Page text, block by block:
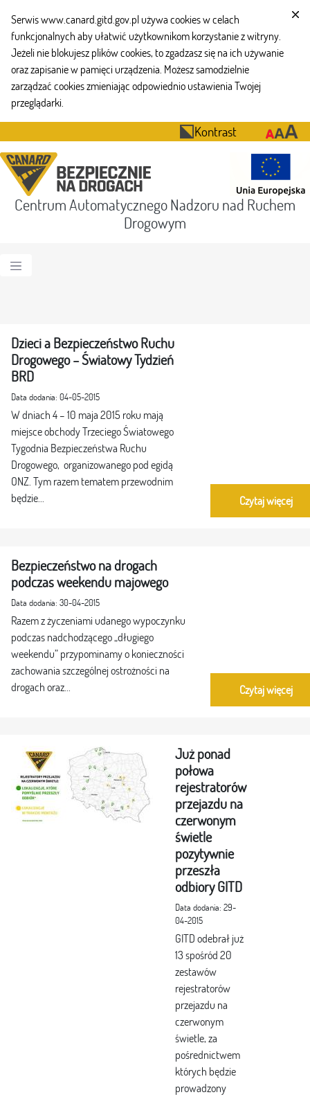
Serwis www.canard.gitd.gov.pl używa cookies w celach
funkcjonalnych aby ułatwić użytkownikom korzystanie z witryny.
Jeżeli nie blokujesz plików cookies, to zgadzasz się na ich używanie
oraz zapisanie w pamięci urządzenia. Możesz samodzielnie
zarządzać cookies zmieniając odpowiednio ustawienia Twojej
przeglądarki.
Kontrast
Centrum Automatycznego Nadzoru nad Ruchem
Drogowym
Dzieci a Bezpieczeństwo Ruchu
Drogowego – Światowy Tydzień
BRD
Data dodania: 04-05-2015
W dniach 4 – 10 maja 2015 roku mają
miejsce obchody Trzeciego Światowego
Tygodnia Bezpieczeństwa Ruchu
Drogowego, organizowanego pod egidą
ONZ. Tym razem tematem przewodnim
będzie...
Czytaj więcej
Bezpieczeństwo na drogach
podczas weekendu majowego
Data dodania: 30-04-2015
Razem z życzeniami udanego wypoczynku
podczas nadchodzącego „długiego
weekendu” przypominamy o konieczności
zachowania szczególnej ostrożności na
drogach oraz...
Czytaj więcej
Już ponad
połowa
rejestratorów
przejazdu na
czerwonym
świetle
pozytywnie
przeszła
odbiory GITD
Data dodania: 29-
04-2015
GITD odebrał już
13 spośród 20
zestawów
rejestratorów
przejazdu na
czerwonym
świetle, za
pośrednictwem
których będzie
prowadzony